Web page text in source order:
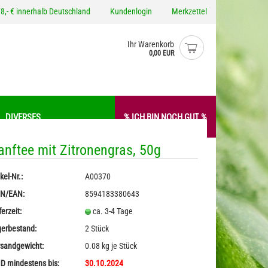
€ innerhalb Deutschland Kundenlogin
erstellen
vergessen?
Merkzettel
Ihr Warenkorb
0,00 EUR
/ -Aufstriche
Pesto
Hanfmehl / -Proteine
DIVERSES % ICH BIN NOCH GUT %
mit Zitronengras, 50g
Nr.:
A00370
EAN:
8594183380643
ca. 3-4 Tage
2 Stück
0.08 kg je Stück
mindestens bis:
30.10.2024